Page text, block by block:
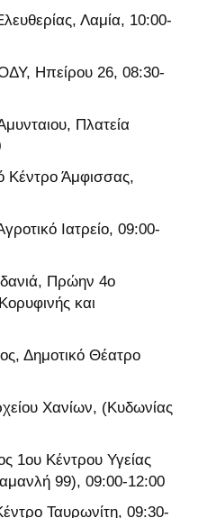
Λαμία, 10:00-
Ηπείρου 26, 08:30-
Πλατεία
Κέντρο Άμφισσας,
Ιατρείο, 09:00-
Πρώην 4ο
και
Δημοτικό Θέατρο
Χανίων, (Κυδωνίας
1ου Κέντρου Υγείας
99), 09:00-12:00
Ταυρωνίτη, 09:30-